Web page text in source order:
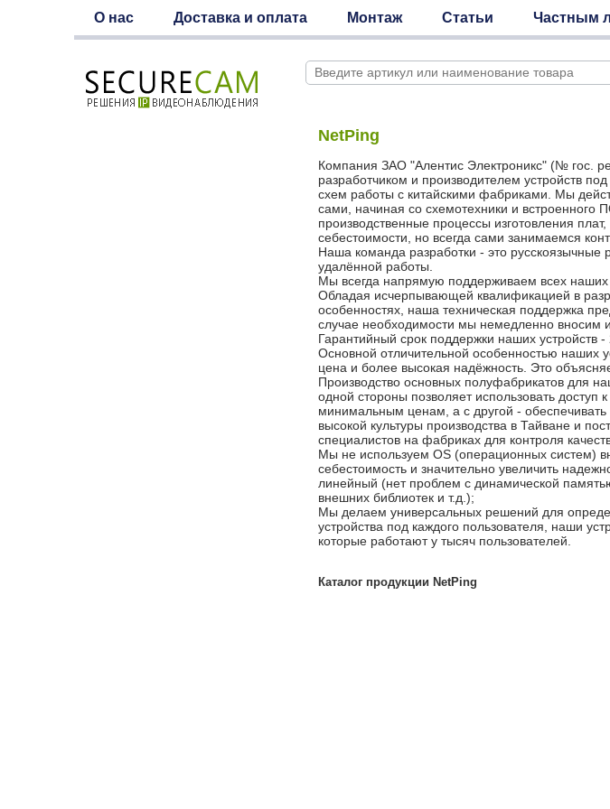
О нас Доставка и оплата Монтаж Статьи Частным
NetPing
Компания ЗАО "Алентис Электроникс" (№ гос.
разработчиком и производителем устройств
схем работы с китайскими фабриками. Мы
сами, начиная со схемотехники и встроенного
производственные процессы изготовления
себестоимости, но всегда сами занимаемся
Наша команда разработки - это
удалённой работы.
Мы всегда напрямую поддерживаем всех наших
Обладая исчерпывающей квалификацией в
особенностях, наша техническая поддержка
случае необходимости мы немедленно вносим
Гарантийный срок поддержки наших устройств -
Основной отличительной особенностью наших
цена и более высокая надёжность. Это
Производство основных полуфабрикатов для
одной стороны позволяет использовать доступ
минимальным ценам, а с другой - обеспечивать
высокой культуры производства в Тайване и
специалистов на фабриках для контроля
Мы не используем OS (операционных систем)
себестоимость и значительно увеличить
линейный (нет проблем с динамической
внешних библиотек и т.д.);
Мы делаем универсальных решений для
устройства под каждого пользователя, наши
которые работают у тысяч пользователей.
Каталог продукции NetPing